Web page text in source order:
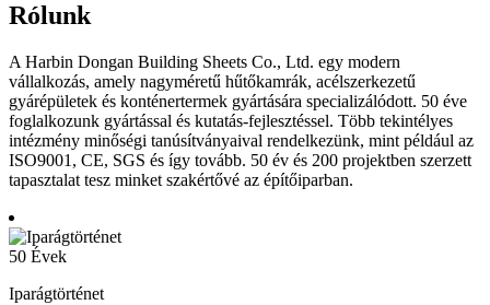
Rólunk
A Harbin Dongan Building Sheets Co., Ltd. egy modern
vállalkozás, amely nagyméretű hűtőkamrák, acélszerkezetű
gyárépületek és konténertermek gyártására specializálódott. 50 éve
foglalkozunk gyártással és kutatás-fejlesztéssel. Több tekintélyes
intézmény minőségi tanúsítványaival rendelkezünk, mint például az
ISO9001, CE, SGS és így tovább. 50 év és 200 projektben szerzett
tapasztalat tesz minket szakértővé az építőiparban.
50 Évek
Iparágtörténet